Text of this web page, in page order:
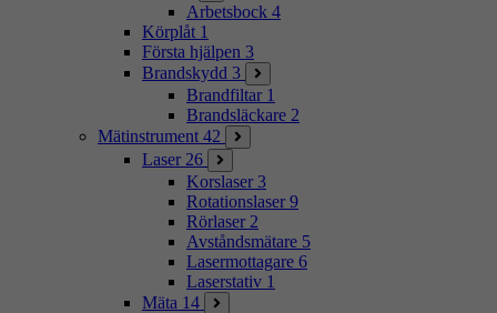
Arbetsbock 4
Körplåt 1
Första hjälpen 3
Brandskydd 3
Brandfiltar 1
Brandsläckare 2
Mätinstrument 42
Laser 26
Korslaser 3
Rotationslaser 9
Rörlaser 2
Avståndsmätare 5
Lasermottagare 6
Laserstativ 1
Mäta 14